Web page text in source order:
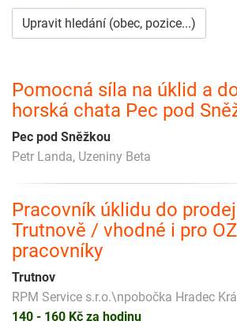
Upravit hledání (obec, pozice...)
Pomocná síla na úklid a
horská chata Pec pod
Pec pod Sněžkou
Petr Landa, Uzeniny Beta
Pracovník úklidu do
Trutnově / vhodné i pro
pracovníky
Trutnov
RPM Service s.r.o.\npobočka Hradec
140 - 160 Kč za hodinu